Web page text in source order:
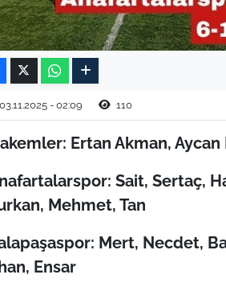
03.11.2025 - 02:09 110
Ertan Akman,
Sait, Sertaç,
Mehmet, Tan
Mert, Necdet,
Ensar